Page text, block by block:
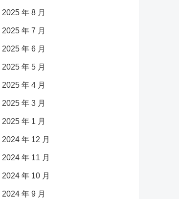
2025 年 8 月
2025 年 7 月
2025 年 6 月
2025 年 5 月
2025 年 4 月
2025 年 3 月
2025 年 1 月
2024 年 12 月
2024 年 11 月
2024 年 10 月
2024 年 9 月